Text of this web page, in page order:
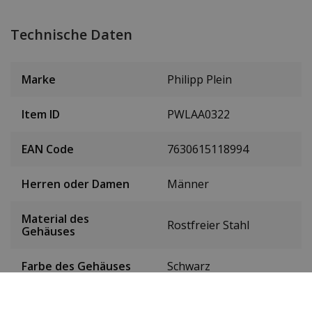
Technische Daten
Marke Philipp Plein
Item ID PWLAA0322
EAN Code 7630615118994
Herren oder Damen Männer
Material des
Gehäuses
Rostfreier Stahl
Farbe des Gehäuses Schwarz